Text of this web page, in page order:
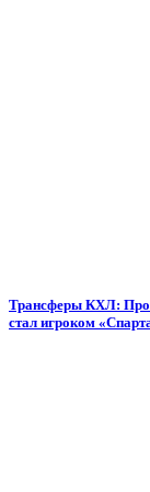
Трансферы КХЛ:
стал игроком